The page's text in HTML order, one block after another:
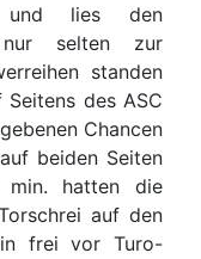
und lies den
nur selten zur
standen
des ASC
Chancen
beiden Seiten
min. hatten die
auf den
frei vor Turo-